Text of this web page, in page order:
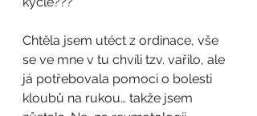
Chtěla jsem utéct z ordinace, vše
se ve mne v tu chvíli tzv. vařilo, ale
já potřebovala pomoci o bolesti
kloubů na rukou… takže jsem